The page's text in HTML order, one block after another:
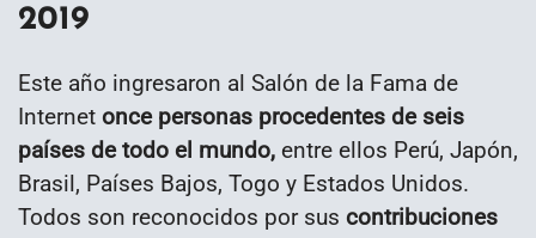
2019
Este año ingresaron al Salón de la Fama de
Internet once personas procedentes de seis
países de todo el mundo, entre ellos Perú, Japón,
Brasil, Países Bajos, Togo y Estados Unidos.
Todos son reconocidos por sus contribuciones